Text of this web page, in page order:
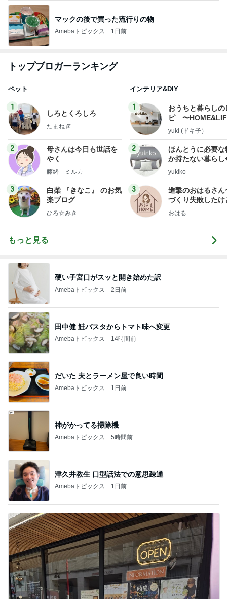
マックの後で買った流行りの物
Amebaトピックス 1日前
トップブロガーランキング
ペット
1
しろとくろしろ
たまねぎ
2
母さんは今日も世話を
やく
藤緒 ミルカ
3
白柴 『きなこ』 のお気
楽ブログ
ひろ☆みき
インテリア&DIY
1
おうちと暮らしの
ピ 〜
yuki (ドキ子）
2
ほんとうに必要な
か持たない暮ら
ep Life Simple◆
yukiko
3
進撃のおはるさん
づくり失敗したけ
は元気です〜
おはる
もっと見る
硬い子宮口がスッと開き始めた訳
Amebaトピックス 2日前
田中健 鮭パスタからトマト味へ変更
Amebaトピックス 14時間前
だいた 夫とラーメン屋で良い時間
Amebaトピックス 1日前
神がかってる掃除機
Amebaトピックス 5時間前
津久井教生 口型話法での意思疎通
Amebaトピックス 1日前